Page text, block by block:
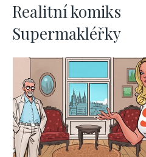
Realitní komiks
Supermakléřky